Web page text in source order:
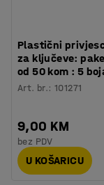
Plastični
za ključeve:
od 50 kom : 5
Art. br.:101271
9,00 KM
bez PDV
U KOŠARICU